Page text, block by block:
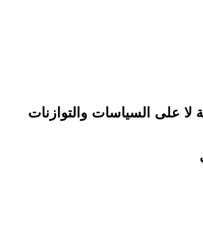
على السياسات والتوازنات